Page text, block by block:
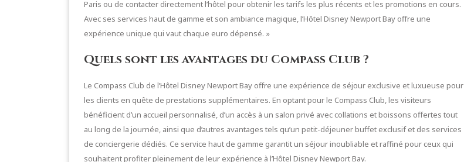
Paris ou de contacter directement l’hôtel pour obtenir les tarifs les plus récents et les promotions en cours.
Avec ses services haut de gamme et son ambiance magique, l’Hôtel Disney Newport Bay offre une
expérience unique qui vaut chaque euro dépensé. »
Quels sont les avantages du Compass Club ?
Le Compass Club de l’Hôtel Disney Newport Bay offre une expérience de séjour exclusive et luxueuse pour
les clients en quête de prestations supplémentaires. En optant pour le Compass Club, les visiteurs
bénéficient d’un accueil personnalisé, d’un accès à un salon privé avec collations et boissons offertes tout
au long de la journée, ainsi que d’autres avantages tels qu’un petit-déjeuner buffet exclusif et des services
de conciergerie dédiés. Ce service haut de gamme garantit un séjour inoubliable et raffiné pour ceux qui
souhaitent profiter pleinement de leur expérience à l’Hôtel Disney Newport Bay.